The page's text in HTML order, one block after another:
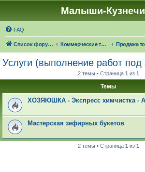
Малыши-
FAQ
Список форумов Коммерческие темы
Услуги (выполнение работ под
2 темы • Страница 1 из 1
Темы
ХОЗЯЮШКА - Экспресс химчистка -
Мастерская зефирных букетов
2 темы • Страница 1 из 1